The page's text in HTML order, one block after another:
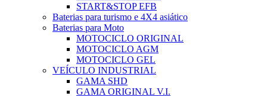
START&STOP EFB
Baterias para turismo e 4X4 asiático
Baterias para Moto
MOTOCICLO ORIGINAL
MOTOCICLO AGM
MOTOCICLO GEL
VEÍCULO INDUSTRIAL
GAMA SHD
GAMA ORIGINAL V.I.